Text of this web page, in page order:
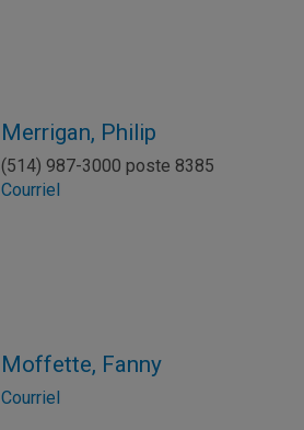
Merrigan, Philip
(514) 987-3000 poste 8385
Courriel
Moffette, Fanny
Courriel